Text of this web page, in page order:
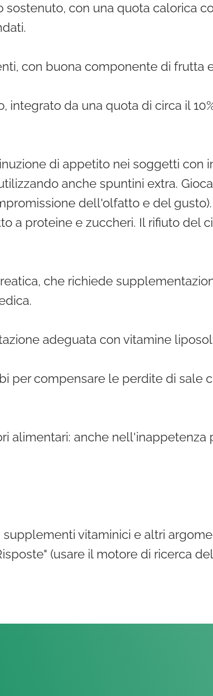
con una quota calorica
con buona componente di frutta
integrato da una quota di circa il
di appetito nei soggetti con
anche spuntini extra.
dell'olfatto e del
a proteine e zuccheri. Il rifiuto del
che richiede
adeguata con vitamine
per compensare le perdite di sale
alimentari: anche
vitaminici e altri
(usare il motore di ricerca